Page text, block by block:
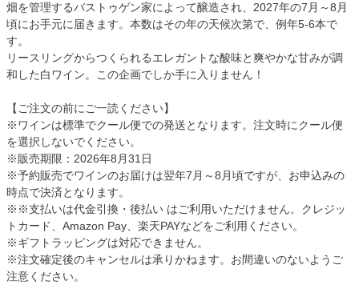
畑を管理するバストゥゲン家によって醸造され、2027年の7月～8月
頃にお手元に届きます。本数はその年の天候次第で、例年5-6本で
す。
リースリングからつくられるエレガントな酸味と爽やかな甘みが調
和した白ワイン。この企画でしか手に入りません！
【ご注文の前にご一読ください】
※ワインは標準でクール便での発送となります。注文時にクール便
を選択しないでください。
※販売期限：2026年8月31日
※予約販売でワインのお届けは翌年7月～8月頃ですが、お申込みの
時点で決済となります。
※※支払いは代金引換・後払い はご利用いただけません。クレジッ
トカード、Amazon Pay、楽天PAYなどをご利用ください。
※ギフトラッピングは対応できません。
※注文確定後のキャンセルは承りかねます。お間違いのないようご
注意ください。